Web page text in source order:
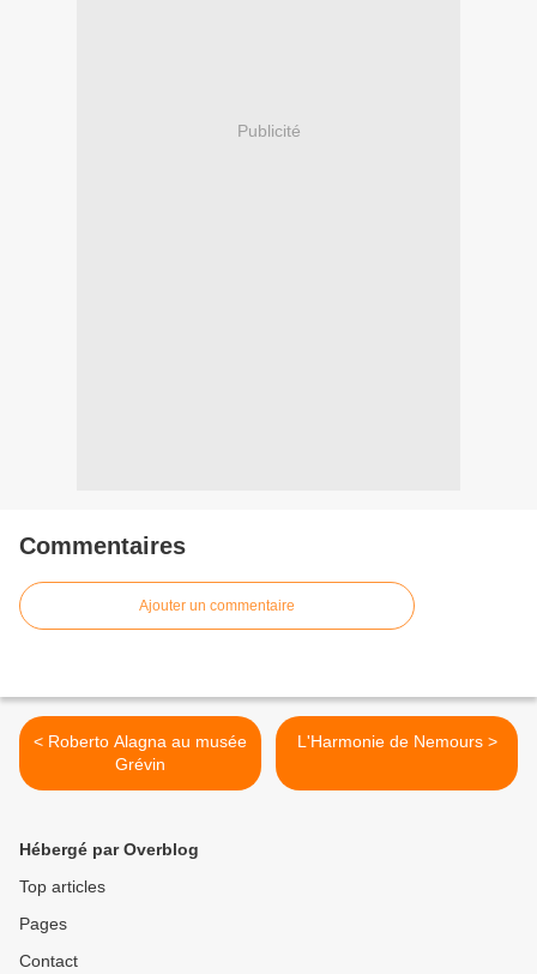
Publicité
Commentaires
Ajouter un commentaire
< Roberto Alagna au musée
Grévin
L'Harmonie de Nemours >
Hébergé par Overblog
Top articles
Pages
Contact